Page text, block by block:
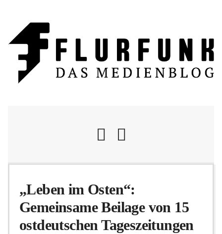
Flurschelte
„Leben im Osten“:
Gemeinsame Beilage von 15
ostdeutschen Tageszeitungen